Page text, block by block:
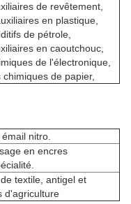
de revêtement,
en plastique,
de pétrole,
en caoutchouc,
de l'électronique,
chimiques de papier,
nitro.
en encres
textile, antigel et
d'agriculture